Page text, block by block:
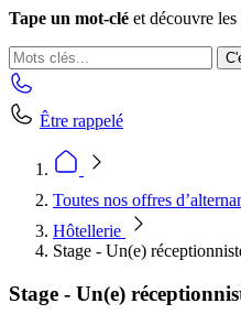
Tape un mot-clé et découvre
Être rappelé
Toutes nos offres
Hôtellerie
Stage - Un(e)
Stage - Un(e)